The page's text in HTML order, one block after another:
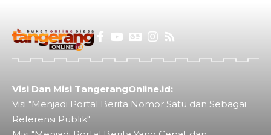
Visi Dan Misi TangerangOnline.id:
Visi "Menjadi Portal Berita Nomor Satu dan Sebagai
Referensi Publik"